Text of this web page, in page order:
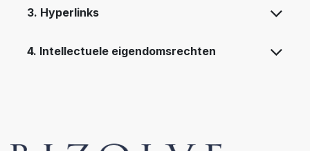
3. Hyperlinks
4. Intellectuele eigendomsrechten